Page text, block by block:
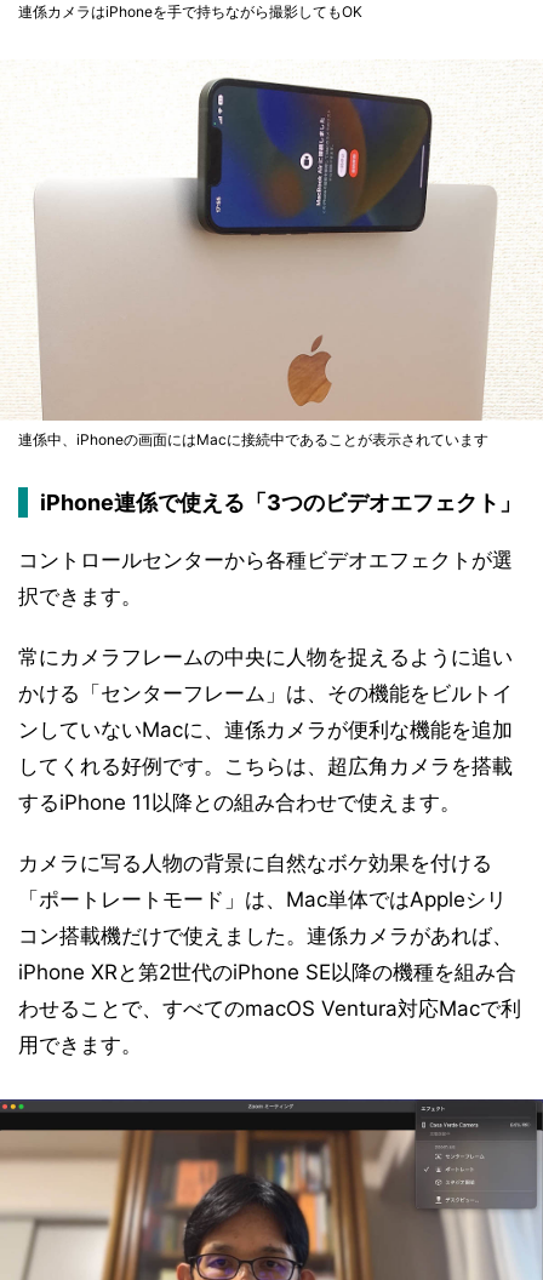
連係カメラはiPhoneを手で持ちながら撮影してもOK
連係中、iPhoneの画面にはMacに接続中であることが表示されています
iPhone連係で使える「3つのビデオエフェクト」
コントロールセンターから各種ビデオエフェクトが選
択できます。
常にカメラフレームの中央に人物を捉えるように追い
かける「センターフレーム」は、その機能をビルトイ
ンしていないMacに、連係カメラが便利な機能を追加
してくれる好例です。こちらは、超広角カメラを搭載
するiPhone 11以降との組み合わせで使えます。
カメラに写る人物の背景に自然なボケ効果を付ける
「ポートレートモード」は、Mac単体ではAppleシリ
コン搭載機だけで使えました。連係カメラがあれば、
iPhone XRと第2世代のiPhone SE以降の機種を組み合
わせることで、すべてのmacOS Ventura対応Macで利
用できます。